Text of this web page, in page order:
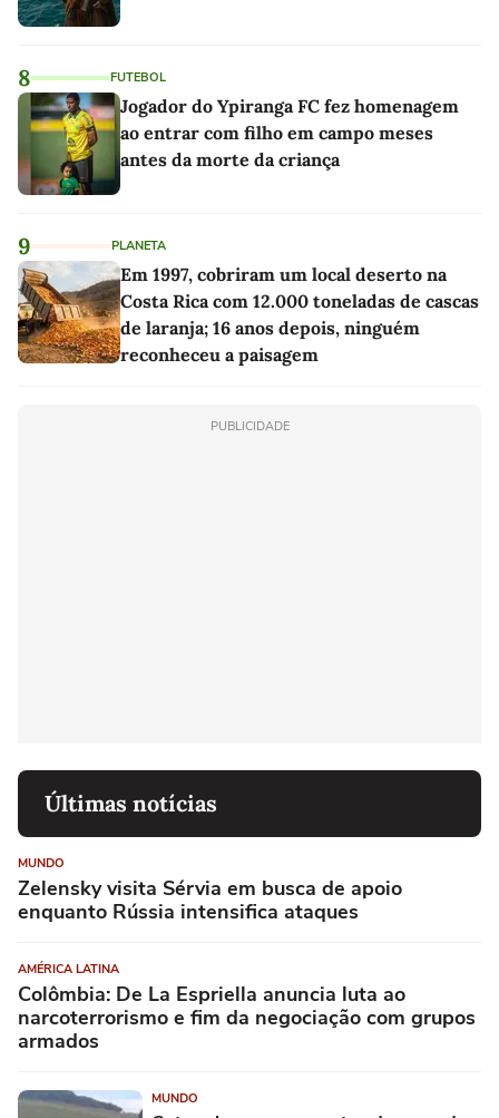
8 FUTEBOL
Jogador do Ypiranga FC fez homenagem
ao entrar com filho em campo meses
antes da morte da criança
9 PLANETA
Em 1997, cobriram um local deserto na
Costa Rica com 12.000 toneladas de cascas
de laranja; 16 anos depois, ninguém
reconheceu a paisagem
PUBLICIDADE
Últimas notícias
MUNDO
Zelensky visita Sérvia em busca de apoio
enquanto Rússia intensifica ataques
AMÉRICA LATINA
Colômbia: De La Espriella anuncia luta ao
narcoterrorismo e fim da negociação com grupos
armados
MUNDO